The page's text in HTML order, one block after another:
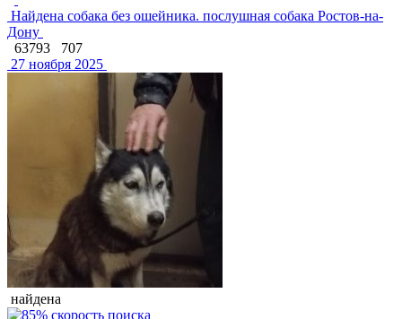
Найдена собака без ошейника. послушная собака Ростов-на-
Дону
63793
707
27 ноября 2025
найдена